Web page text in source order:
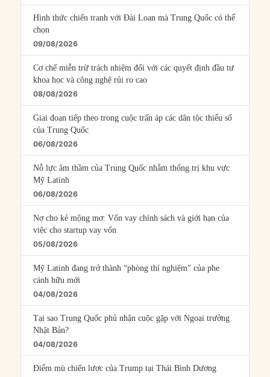
Hình thức chiến tranh với Đài Loan mà Trung Quốc có thể
chọn
09/08/2026
Cơ chế miễn trừ trách nhiệm đối với các quyết định đầu tư
khoa học và công nghệ rủi ro cao
08/08/2026
Giai đoạn tiếp theo trong cuộc trấn áp các dân tộc thiểu số
của Trung Quốc
06/08/2026
Nỗ lực âm thầm của Trung Quốc nhằm thống trị khu vực
Mỹ Latinh
06/08/2026
Nợ cho kẻ mộng mơ: Vốn vay chính sách và giới hạn của
việc cho startup vay vốn
05/08/2026
Mỹ Latinh đang trở thành “phòng thí nghiệm” của phe
cánh hữu mới
04/08/2026
Tại sao Trung Quốc phủ nhận cuộc gặp với Ngoại trưởng
Nhật Bản?
04/08/2026
Điểm mù chiến lược của Trump tại Thái Bình Dương